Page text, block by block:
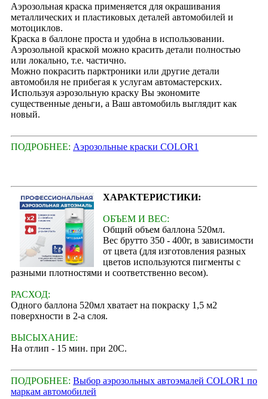
Аэрозольная краска применяется для окрашивания
металлических и пластиковых деталей автомобилей и
мотоциклов.
Краска в баллоне проста и удобна в использовании.
Аэрозольной краской можно красить детали полностью
или локально, т.е. частично.
Можно покрасить парктроники или другие детали
автомобиля не прибегая к услугам автомастерских.
Используя аэрозольную краску Вы экономите
существенные деньги, а Ваш автомобиль выглядит как
новый.
ПОДРОБНЕЕ: Аэрозольные краски COLOR1
ХАРАКТЕРИСТИКИ:
ОБЪЕМ И ВЕС:
Общий объем баллона 520мл.
Вес брутто 350 - 400г, в зависимости
от цвета (для изготовления разных
цветов используются пигменты с
разными плотностями и соответственно весом).
РАСХОД:
Одного баллона 520мл хватает на покраску 1,5 м2
поверхности в 2-а слоя.
ВЫСЫХАНИЕ:
На отлип - 15 мин. при 20С.
ПОДРОБНЕЕ: Выбор аэрозольных автоэмалей COLOR1 по
маркам автомобилей